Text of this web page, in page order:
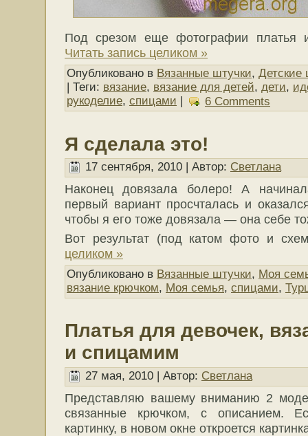
Под срезом еще фотографии платья
Читать запись целиком »
Опубликовано в Вязанные штучки, Детские
| Теги: вязание, вязание для детей, дети,
рукоделие, спицами 6 Comments
Я сделала это!
17 сентября, 2010 | Автор: Светлана
Наконец довязала болеро! А
первый вариант просчталась и
чтобы я его тоже довязала — она себе
Вот результат (под катом фото и
целиком »
Опубликовано в Вязанные штучки, Моя
вязание крючком, Моя семья, спицами,
Платья для девочек,
и спицамим
27 мая, 2010 | Автор: Светлана
Представляю вашему вниманию 2
связанные крючком, с описанием.
картинку, в новом окне откроется